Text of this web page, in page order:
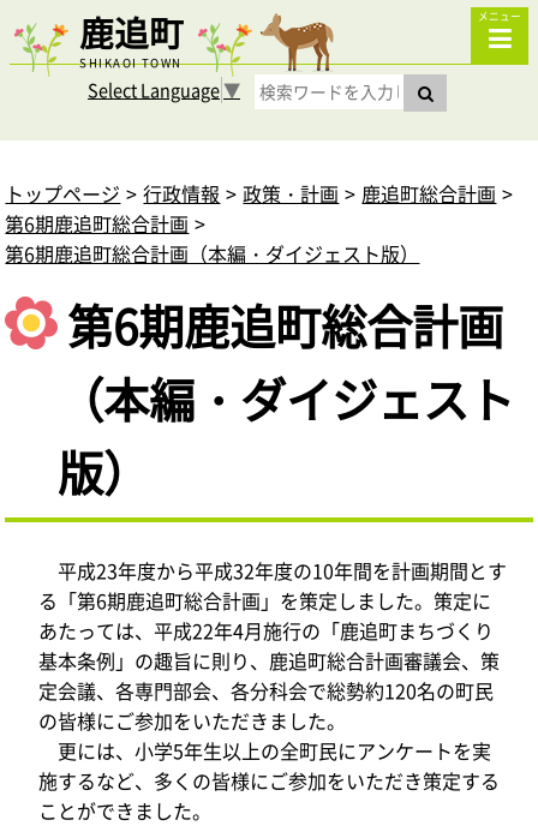
鹿追町
SHIKAOI TOWN
メニュー
Select Language▼
トップページ 行政情報 政策・計画
鹿追町総合計画
第6期鹿追町総合計画
第6期鹿追町総合計画（本編・ダイジェスト版）
第6期鹿追町総合計画
（本編・ダイジェスト
版）
平成23年度から平成32年度の10年間を計画期間とす
る「第6期鹿追町総合計画」を策定しました。策定に
あたっては、平成22年4月施行の「鹿追町まちづくり
基本条例」の趣旨に則り、鹿追町総合計画審議会、策
定会議、各専門部会、各分科会で総勢約120名の町民
の皆様にご参加をいただきました。
更には、小学5年生以上の全町民にアンケートを実
施するなど、多くの皆様にご参加をいただき策定する
ことができました。